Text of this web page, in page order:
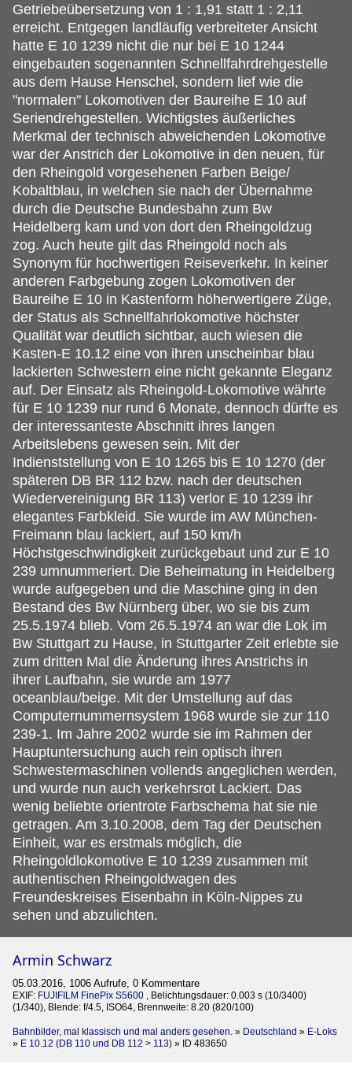
Getriebeübersetzung von 1 : 1,91 statt 1 : 2,11
erreicht. Entgegen landläufig verbreiteter Ansicht
hatte E 10 1239 nicht die nur bei E 10 1244
eingebauten sogenannten Schnellfahrdrehgestelle
aus dem Hause Henschel, sondern lief wie die
"normalen" Lokomotiven der Baureihe E 10 auf
Seriendrehgestellen. Wichtigstes äußerliches
Merkmal der technisch abweichenden Lokomotive
war der Anstrich der Lokomotive in den neuen, für
den Rheingold vorgesehenen Farben Beige/
Kobaltblau, in welchen sie nach der Übernahme
durch die Deutsche Bundesbahn zum Bw
Heidelberg kam und von dort den Rheingoldzug
zog. Auch heute gilt das Rheingold noch als
Synonym für hochwertigen Reiseverkehr. In keiner
anderen Farbgebung zogen Lokomotiven der
Baureihe E 10 in Kastenform höherwertigere Züge,
der Status als Schnellfahrlokomotive höchster
Qualität war deutlich sichtbar, auch wiesen die
Kasten-E 10.12 eine von ihren unscheinbar blau
lackierten Schwestern eine nicht gekannte Eleganz
auf. Der Einsatz als Rheingold-Lokomotive währte
für E 10 1239 nur rund 6 Monate, dennoch dürfte es
der interessanteste Abschnitt ihres langen
Arbeitslebens gewesen sein. Mit der
Indienststellung von E 10 1265 bis E 10 1270 (der
späteren DB BR 112 bzw. nach der deutschen
Wiedervereinigung BR 113) verlor E 10 1239 ihr
elegantes Farbkleid. Sie wurde im AW München-
Freimann blau lackiert, auf 150 km/h
Höchstgeschwindigkeit zurückgebaut und zur E 10
239 umnummeriert. Die Beheimatung in Heidelberg
wurde aufgegeben und die Maschine ging in den
Bestand des Bw Nürnberg über, wo sie bis zum
25.5.1974 blieb. Vom 26.5.1974 an war die Lok im
Bw Stuttgart zu Hause, in Stuttgarter Zeit erlebte sie
zum dritten Mal die Änderung ihres Anstrichs in
ihrer Laufbahn, sie wurde am 1977
oceanblau/beige. Mit der Umstellung auf das
Computernummernsystem 1968 wurde sie zur 110
239-1. Im Jahre 2002 wurde sie im Rahmen der
Hauptuntersuchung auch rein optisch ihren
Schwestermaschinen vollends angeglichen werden,
und wurde nun auch verkehrsrot Lackiert. Das
wenig beliebte orientrote Farbschema hat sie nie
getragen. Am 3.10.2008, dem Tag der Deutschen
Einheit, war es erstmals möglich, die
Rheingoldlokomotive E 10 1239 zusammen mit
authentischen Rheingoldwagen des
Freundeskreises Eisenbahn in Köln-Nippes zu
sehen und abzulichten.
Armin Schwarz
05.03.2016, 1006 Aufrufe, 0 Kommentare
EXIF: FUJIFILM FinePix S5600 , Belichtungsdauer: 0.003 s (10/3400)
(1/340), Blende: f/4.5, ISO64, Brennweite: 8.20 (820/100)
Bahnbilder, mal klassisch und mal anders gesehen. » Deutschland » E-Loks
» E 10.12 (DB 110 und DB 112 > 113) » ID 483650